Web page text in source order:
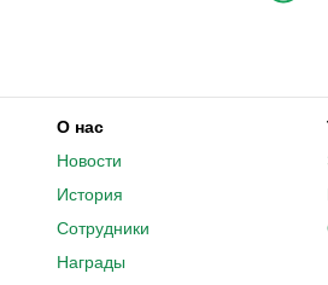
О нас
Новости
История
Сотрудники
Награды